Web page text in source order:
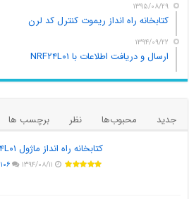
۱۳۹۵/۰۸/۲۹
کتابخانه راه انداز ریموت کنترل کد لرن
۱۳۹۴/۰۹/۲۲
ارسال و دریافت اطلاعات با NRF۲۴L۰۱
جدید محبوب‌ها نظر
برچسب ها
کتابخانه راه انداز ماژول NRF۲۴L۰۱
۱۳۹۴/۰۸/۱۱ ۱۰۶